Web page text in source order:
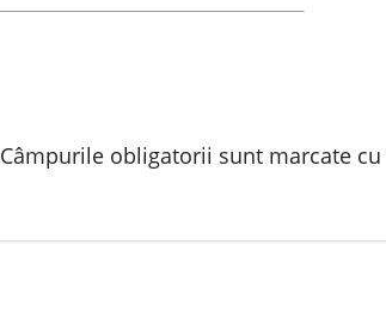
Câmpurile obligatorii sunt marcate cu